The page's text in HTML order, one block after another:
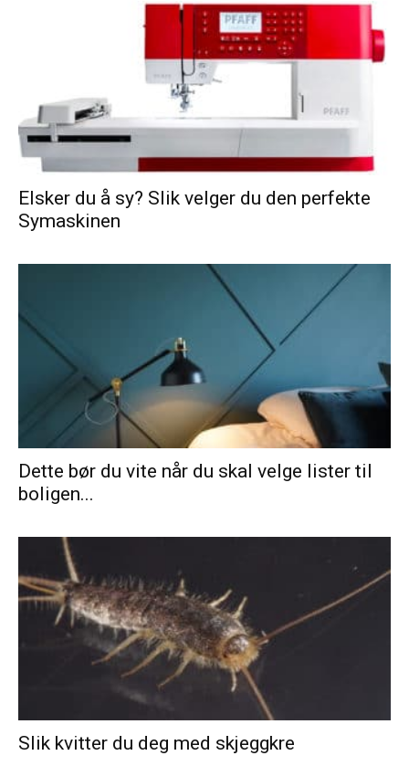
Elsker du å sy? Slik velger du den perfekte
Symaskinen
Dette bør du vite når du skal velge lister til
boligen...
Slik kvitter du deg med skjeggkre